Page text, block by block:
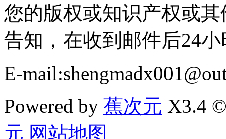
您的版权或知识产权或
告知，在收到邮件后24
E-
Powered by 蕉次元 X3.4
元 网站地图